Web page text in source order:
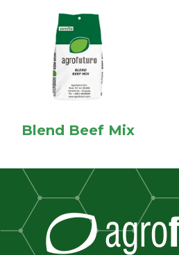
Blend Beef Mix